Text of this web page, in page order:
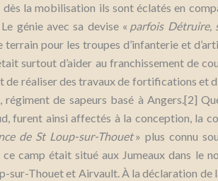
dès la mobilisation ils sont éclatés en
génie avec sa devise « parfois Détruire,
terrain pour les troupes d’infanterie et
surtout d’aider au franchissement de
de réaliser des travaux de fortifications et
régiment de sapeurs basé à Angers.[2]
furent ainsi affectés à la conception, la
de St Loup-sur-Thouet» plus connu
ce camp était situé aux Jumeaux dans le
sur-Thouet et Airvault. À la déclaration de